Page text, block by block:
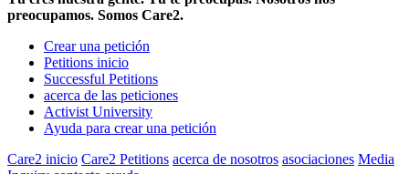
preocupamos. Somos Care2.
Crear una petición
Petitions inicio
Successful Petitions
acerca de las peticiones
Activist University
Ayuda para crear una petición
Care2 inicio Care2 Petitions acerca de nosotros asociaciones Media